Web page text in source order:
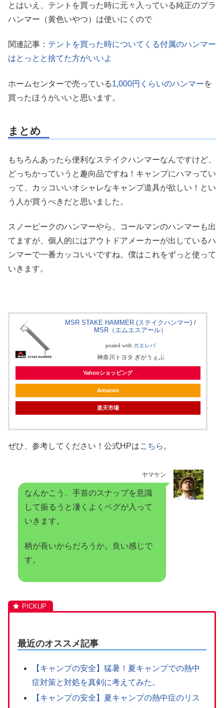
とはいえ、テントを買った時に元々入っている純正のプラ
ハンマー（黄色いやつ）は使いにくので
関連記事： テントを買った時についてくる付属のハンマー
はとっとと捨てた方がいいよ
ホームセンターで売っている1,000円くらいのハンマーを
買ったほうがいいと思います。
まとめ
もちろんあったら便利なステイクハンマーなんですけど、
どっちかっていうと趣向品ですね！キャンプにハマってい
って、カッコいいオシャレなキャンプ道具が欲しい！とい
う人が買うべきだと思いました。
スノーピークのハンマーやら、コールマンのハンマーも出
てますが、個人的にはアウトドアメーカーが出しているハ
ンマーで一番カッコいいですね。僕はこれをずっと使って
いきます。
MSR STAKE HAMMER (ステイクハンマー) /
MSR（エムエスアール）
posted with カエレバ
神奈川トヨタ ぎがうぇぶ
Yahooショッピング
Amazon
楽天市場
ぜひ、参考してください！公式HPはこちら 。
ヤマケン
なんかこう、手首のスナップを意識
して振るうと凄くよくペグが入って
いきます。
柄が長いからだろうか。良い感じで
す。
最近のオススメ記事
【キャンプの安全】猛暑！夏キャンプでの熱中
症対策と対処を真剣に考えてみた。
【キャンプの安全】夏キャンプの熱中症のリス